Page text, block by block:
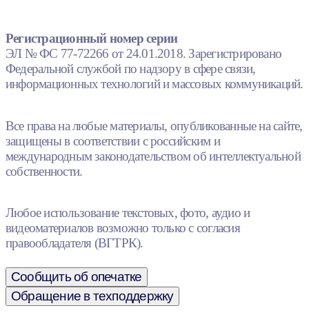
Регистрационный номер серии
ЭЛ № ФС 77-72266 от 24.01.2018. Зарегистрировано
Федеральной службой по надзору в сфере связи,
информационных технологий и массовых коммуникаций.
Все права на любые материалы, опубликованные на сайте,
защищены в соответствии с российским и
международным законодательством об интеллектуальной
собственности.
Любое использование текстовых, фото, аудио и
видеоматериалов возможно только с согласия
правообладателя (ВГТРК).
Сообщить об опечатке
Обращение в техподдержку